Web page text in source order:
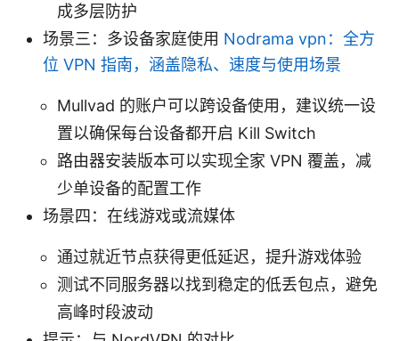
成多层防护
场景三：多设备家庭使用 Nodrama vpn：全方
位 VPN 指南，涵盖隐私、速度与使用场景
Mullvad 的账户可以跨设备使用，建议统一设
置以确保每台设备都开启 Kill Switch
路由器安装版本可以实现全家 VPN 覆盖，减
少单设备的配置工作
场景四：在线游戏或流媒体
通过就近节点获得更低延迟，提升游戏体验
测试不同服务器以找到稳定的低丢包点，避免
高峰时段波动